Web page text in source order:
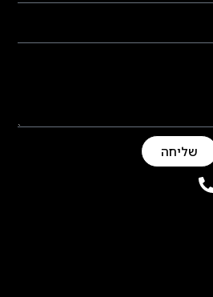
שליחה